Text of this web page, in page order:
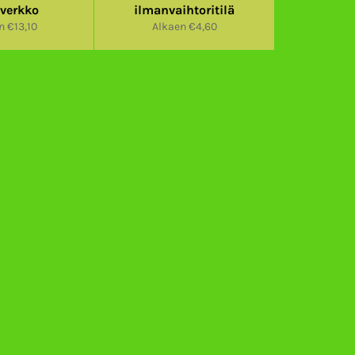
€13,10
ilmanvaihtoritilä
Alkaen €4,60